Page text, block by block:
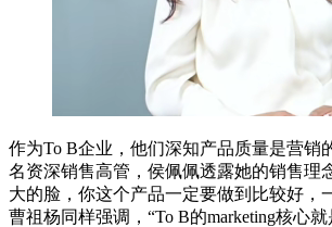
作为To B企业，他们深知产品质量是营销
名资深销售高管，侯佩佩透露她的销售理
大的脸，你这个产品一定要做到比较好，
曹祖杨同样强调，“To B的marketing核心